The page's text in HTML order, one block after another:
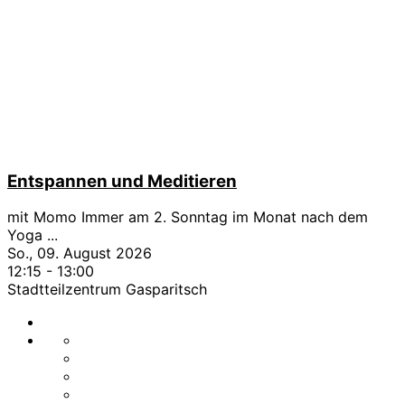
Entspannen und Meditieren
mit Momo Immer am 2. Sonntag im Monat nach dem
Yoga ...
So., 09. August 2026
12:15 - 13:00
Stadtteilzentrum Gasparitsch